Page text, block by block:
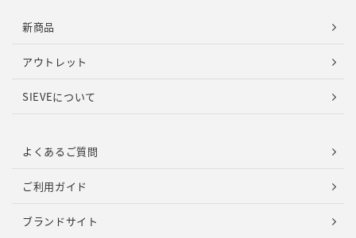
新商品
アウトレット
SIEVEについて
よくあるご質問
ご利用ガイド
ブランドサイト